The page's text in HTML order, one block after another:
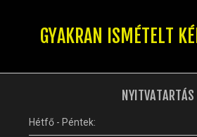
GYAKRAN ISMÉTELT
NYITVATARTÁS
Hétfő - Péntek: